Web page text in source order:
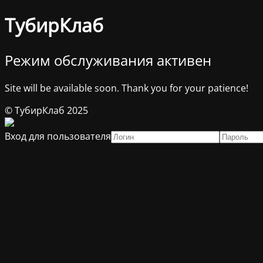
ТубирКлаб
Режим обслуживания активен
Site will be available soon. Thank you for your patience!
© ТубирКлаб 2025
Вход для пользователя